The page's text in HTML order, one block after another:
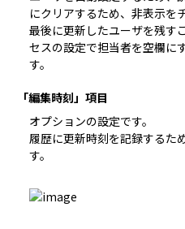
にクリアするため、非表示を
最後に更新したユーザを残す
セスの設定で担当者を空欄に
す。
「編集時刻」項目
オプションの設定です。
履歴に更新時刻を記録するた
す。